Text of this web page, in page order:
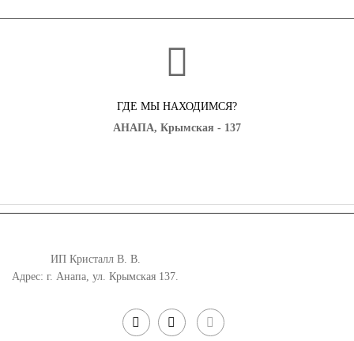
ГДЕ МЫ НАХОДИМСЯ?
АНАПА, Крымская - 137
ИП Кристалл В. В.
Адрес: г. Анапа, ул. Крымская 137.